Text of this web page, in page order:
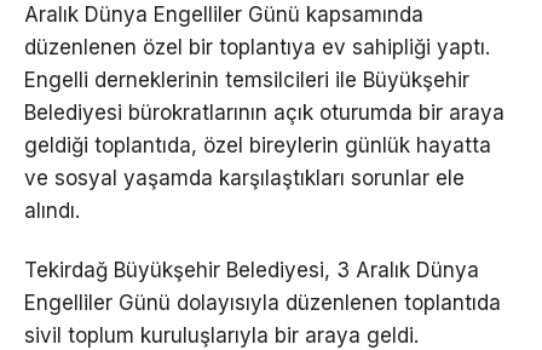
Aralık Dünya Engelliler Günü kapsamında
düzenlenen özel bir toplantıya ev sahipliği yaptı.
Engelli derneklerinin temsilcileri ile Büyükşehir
Belediyesi bürokratlarının açık oturumda bir araya
geldiği toplantıda, özel bireylerin günlük hayatta
ve sosyal yaşamda karşılaştıkları sorunlar ele
alındı.
Tekirdağ Büyükşehir Belediyesi, 3 Aralık Dünya
Engelliler Günü dolayısıyla düzenlenen toplantıda
sivil toplum kuruluşlarıyla bir araya geldi.